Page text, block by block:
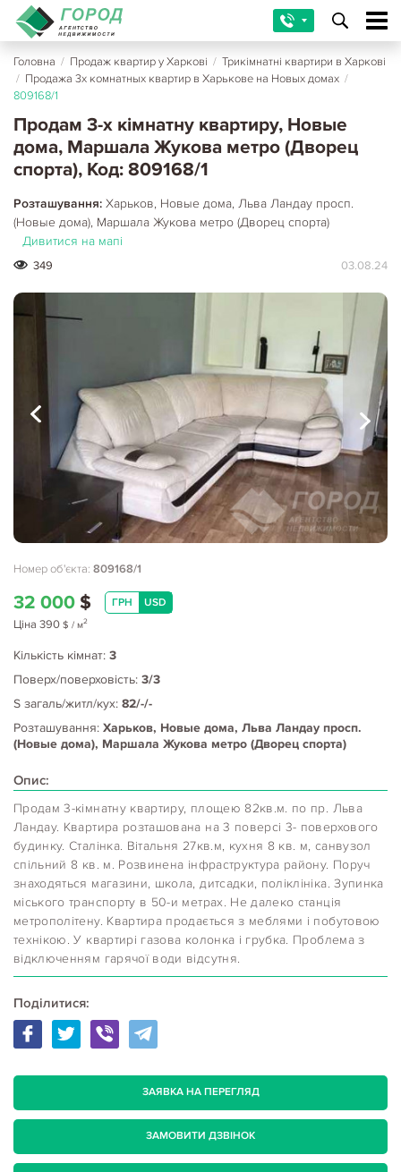
Головна / Продаж квартир у Харкові / Трикімнатні квартири в Харкові
/ Продажа 3х комнатных квартир в Харькове на Новых домах /
809168/1
Продам 3-х кімнатну квартиру, Новые
дома, Маршала Жукова метро (Дворец
спорта), Код: 809168/1
Розташування: Харьков, Новые дома, Льва Ландау просп.
(Новые дома), Маршала Жукова метро (Дворец спорта)
Дивитися на мапі
349 03.08.24
Номер об'єкта: 809168/1
32 000 $ ГРН USD
Ціна 390 $ / м2
Кількість кімнат: 3
Поверх/поверховість: 3/3
S загаль/житл/кух: 82/-/-
Розташування: Харьков, Новые дома, Льва Ландау просп.
(Новые дома), Маршала Жукова метро (Дворец спорта)
Опис:
Продам 3-кімнатну квартиру, площею 82кв.м. по пр. Льва
Ландау. Квартира розташована на 3 поверсі 3- поверхового
будинку. Сталінка. Вітальня 27кв.м, кухня 8 кв. м, санвузол
спільний 8 кв. м. Розвинена інфраструктура району. Поруч
знаходяться магазини, школа, дитсадки, поліклініка. Зупинка
міського транспорту в 50-и метрах. Не далеко станція
метрополітену. Квартира продається з меблями і побутовою
технікою. У квартирі газова колонка і грубка. Проблема з
відключенням гарячої води відсутня.
Поділитися:
ЗАЯВКА НА ПЕРЕГЛЯД
ЗАМОВИТИ ДЗВІНОК